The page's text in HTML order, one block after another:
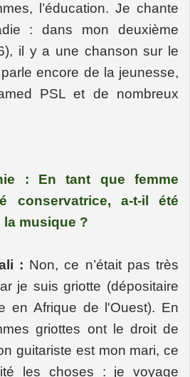
l’éducation. Je chante
: dans mon deuxième
il y a une chanson sur le
encore de la jeunesse,
PSL et de nombreux
: En tant que femme
conservatrice, a-t-il été
musique ?
: Non, ce n’était pas très
je suis griotte (dépositaire
en Afrique de l'Ouest). En
griottes ont le droit de
guitariste est mon mari, ce
les choses : je voyage